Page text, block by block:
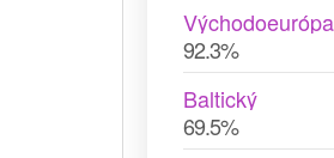
92.3%
Baltický
69.5%